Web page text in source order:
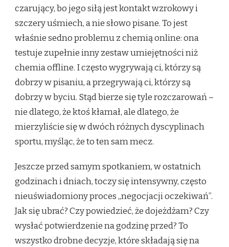
czarujący, bo jego siłą jest kontakt wzrokowy i
szczery uśmiech, a nie słowo pisane. To jest
właśnie sedno problemu z chemią online: ona
testuje zupełnie inny zestaw umiejętności niż
chemia offline. I często wygrywają ci, którzy są
dobrzy w pisaniu, a przegrywają ci, którzy są
dobrzy w byciu. Stąd bierze się tyle rozczarowań –
nie dlatego, że ktoś kłamał, ale dlatego, że
mierzyliście się w dwóch różnych dyscyplinach
sportu, myśląc, że to ten sam mecz.
Jeszcze przed samym spotkaniem, w ostatnich
godzinach i dniach, toczy się intensywny, często
nieuświadomiony proces „negocjacji oczekiwań”.
Jak się ubrać? Czy powiedzieć, że dojeżdżam? Czy
wysłać potwierdzenie na godzinę przed? To
wszystko drobne decyzje, które składają się na